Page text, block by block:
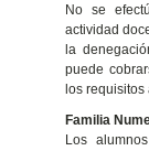
No se
actividad
la
puede
los
Familia
Los